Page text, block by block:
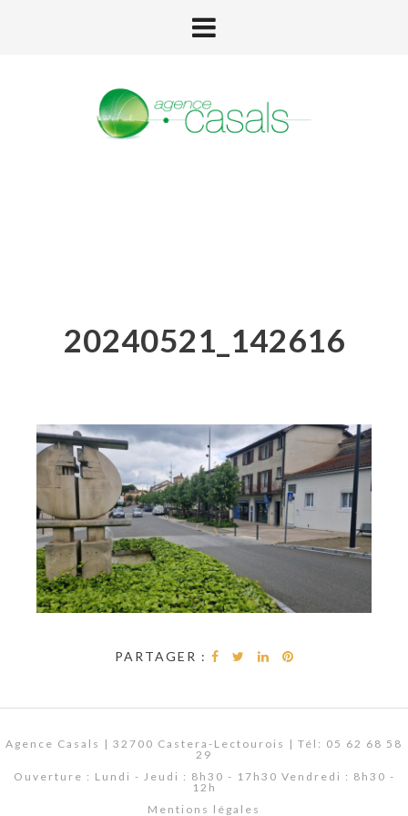
20240521_142616
PARTAGER :
Agence Casals | 32700 Castera-Lectourois | Tél: 05 62 68 58
29
Ouverture : Lundi - Jeudi : 8h30 - 17h30 Vendredi : 8h30 -
12h
Mentions légales